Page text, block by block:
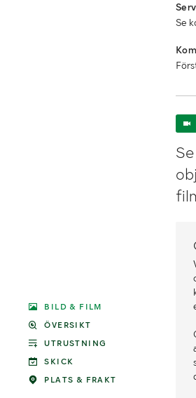
BILD & FILM
ÖVERSIKT
UTRUSTNING
SKICK
PLATS & FRAKT
Se